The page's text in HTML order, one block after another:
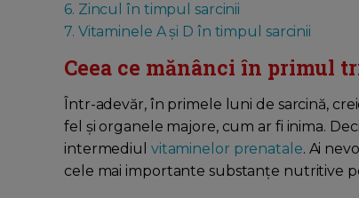
6. Zincul în timpul sarcinii
7. Vitaminele A și D în timpul sarcinii
Ceea ce mănânci în primul
Într-adevăr, în primele luni de sarcină,
fel și organele majore, cum ar fi inima.
intermediul vitaminelor prenatale. Ai
cele mai importante substanțe nutritive